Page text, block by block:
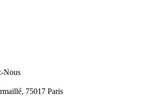
Nous
75017 Paris